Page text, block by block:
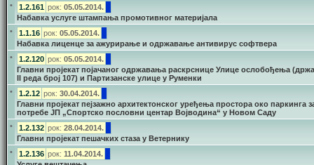
•
1.2.161 рок: 05.05.2014.
Набавка услуге штампања промотивног материјала
•
1.1.16 рок: 05.05.2014.
Набавка лиценце за ажурирање и одржавање антивирус софтвера
•
1.2.120 рок: 05.05.2014.
Главни пројекат појачаног одржавања раскрснице Улице oслобођења
II реда број 107) и Партизанске улице у Руменки
•
1.2.12 рок: 30.04.2014.
Главни пројекат пејзажно архитектонског уређења простора око паркинга
потребе ЈП „Спортско пословни центар Војводина“ у Новом Саду
•
1.2.132 рок: 28.04.2014.
Главни пројекат пешачких стаза у Ветернику
•
1.2.136 рок: 11.04.2014.